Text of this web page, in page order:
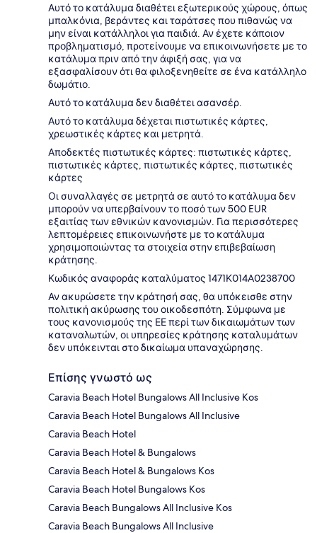
Αυτό το κατάλυμα διαθέτει εξωτερικούς χώρους, όπως
μπαλκόνια, βεράντες και ταράτσες που πιθανώς να
μην είναι κατάλληλοι για παιδιά. Αν έχετε κάποιον
προβληματισμό, προτείνουμε να επικοινωνήσετε με το
κατάλυμα πριν από την άφιξή σας, για να
εξασφαλίσουν ότι θα φιλοξενηθείτε σε ένα κατάλληλο
δωμάτιο.
Αυτό το κατάλυμα δεν διαθέτει ασανσέρ.
Αυτό το κατάλυμα δέχεται πιστωτικές κάρτες,
χρεωστικές κάρτες και μετρητά.
Αποδεκτές πιστωτικές κάρτες: πιστωτικές κάρτες,
πιστωτικές κάρτες, πιστωτικές κάρτες, πιστωτικές
κάρτες
Οι συναλλαγές σε μετρητά σε αυτό το κατάλυμα δεν
μπορούν να υπερβαίνουν το ποσό των 500 EUR
εξαιτίας των εθνικών κανονισμών. Για περισσότερες
λεπτομέρειες επικοινωνήστε με το κατάλυμα
χρησιμοποιώντας τα στοιχεία στην επιβεβαίωση
κράτησης.
Κωδικός αναφοράς καταλύματος 1471Κ014A0238700
Αν ακυρώσετε την κράτησή σας, θα υπόκεισθε στην
πολιτική ακύρωσης του οικοδεσπότη. Σύμφωνα με
τους κανονισμούς της ΕΕ περί των δικαιωμάτων των
καταναλωτών, οι υπηρεσίες κράτησης καταλυμάτων
δεν υπόκεινται στο δικαίωμα υπαναχώρησης.
Επίσης γνωστό ως
Caravia Beach Hotel Bungalows All Inclusive Kos
Caravia Beach Hotel Bungalows All Inclusive
Caravia Beach Hotel
Caravia Beach Hotel & Bungalows
Caravia Beach Hotel & Bungalows Kos
Caravia Beach Hotel Bungalows Kos
Caravia Beach Bungalows All Inclusive Kos
Caravia Beach Bungalows All Inclusive